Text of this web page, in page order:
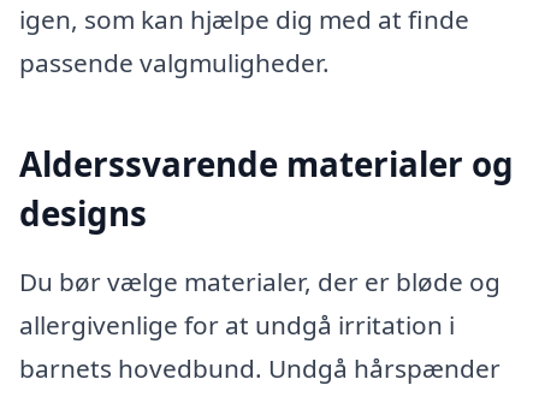
igen, som kan hjælpe dig med at finde
passende valgmuligheder.
Alderssvarende materialer og
designs
Du bør vælge materialer, der er bløde og
allergivenlige for at undgå irritation i
barnets hovedbund. Undgå hårspænder